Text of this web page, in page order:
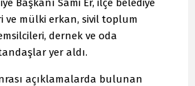
ve mülki erkan, sivil toplum
dernek ve oda
yer aldı.
açıklamalarda bulunan